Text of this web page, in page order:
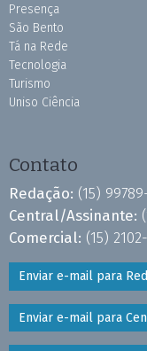
Presença
São Bento
Tá na Rede
Tecnologia
Turismo
Uniso Ciência
Contato
Redação: (15)
Central/Assinante:
Comercial: (15)
Enviar e-mail para
Enviar e-mail para